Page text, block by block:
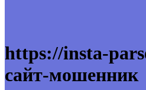
https://insta-
сайт-мошенник